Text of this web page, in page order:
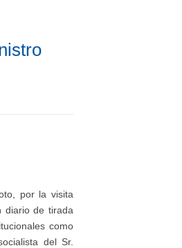
por la visita
diario de tirada
como
del Sr.